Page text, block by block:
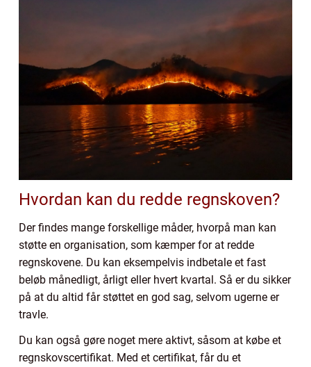
Hvordan kan du redde regnskoven?
Der findes mange forskellige måder, hvorpå man kan
støtte en organisation, som kæmper for at redde
regnskovene. Du kan eksempelvis indbetale et fast
beløb månedligt, årligt eller hvert kvartal. Så er du sikker
på at du altid får støttet en god sag, selvom ugerne er
travle.
Du kan også gøre noget mere aktivt, såsom at købe et
regnskovscertifikat. Med et certifikat, får du et